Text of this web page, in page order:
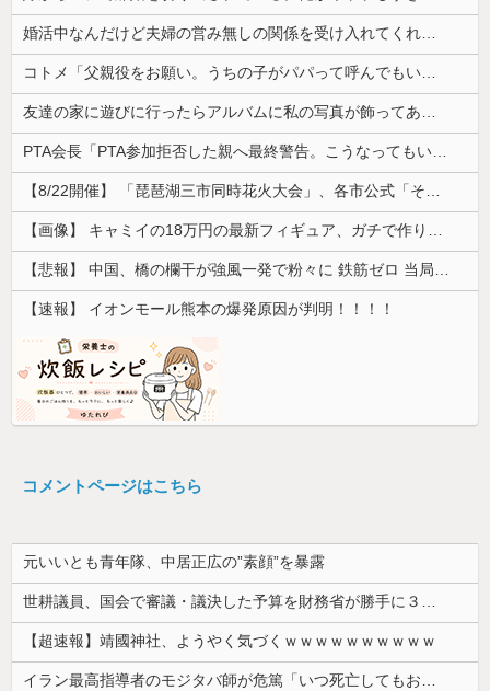
【速報】 イオンモール熊本の爆発原因が判明！！！！
コメントページはこちら
元いいとも青年隊、中居正広の”素顔”を暴露
世耕議員、国会で審議・議決した予算を財務省が勝手に３兆円動かしていると指摘・問題視
【超速報】靖國神社、ようやく気づくｗｗｗｗｗｗｗｗｗｗ
イラン最高指導者のモジタバ師が危篤「いつ死亡してもおかしくない」…イラン大統領「意思疎通はかなり難しい」！